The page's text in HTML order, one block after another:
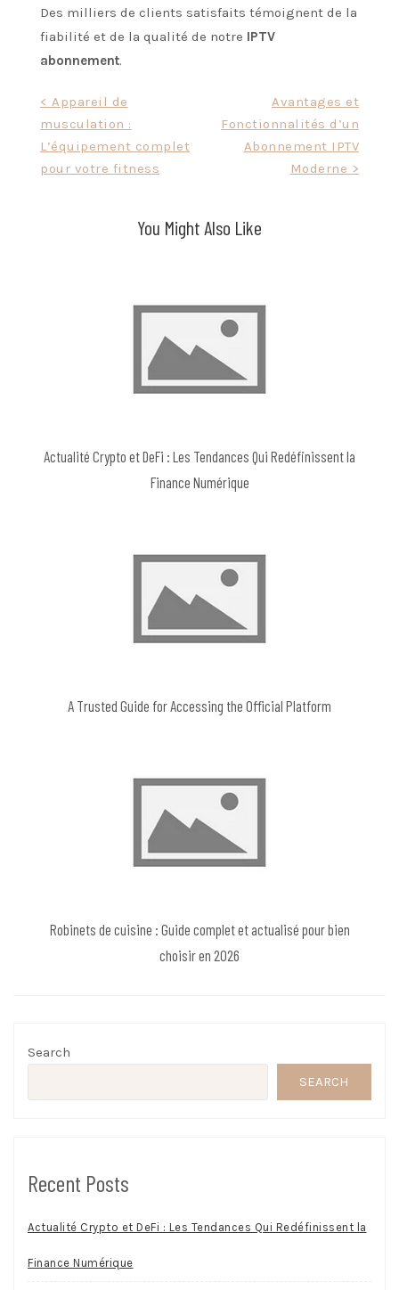
Des milliers de clients satisfaits témoignent de la
fiabilité et de la qualité de notre IPTV
abonnement.
navigation
< Appareil de
musculation :
L’équipement complet
pour votre fitness
Avantages et
Fonctionnalités d’un
Abonnement IPTV
Moderne >
You Might Also Like
Actualité Crypto et DeFi : Les Tendances Qui Redéfinissent la
Finance Numérique
A Trusted Guide for Accessing the Official Platform
Robinets de cuisine : Guide complet et actualisé pour bien
choisir en 2026
Search
SEARCH
Recent Posts
Actualité Crypto et DeFi : Les Tendances Qui Redéfinissent la
Finance Numérique